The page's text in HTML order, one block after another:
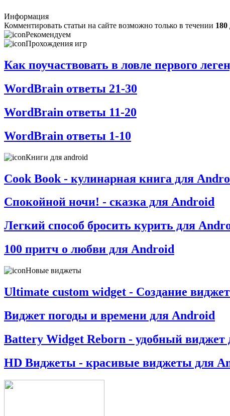
Информация
Комментировать статьи на сайте возможно только в течении 180
Рекомендуем
Прохождения игр
Как поучаствовать в ловле первого
WordBrain ответы 21-30
WordBrain ответы 11-20
WordBrain ответы 1-10
Книги для android
Cook Book - кулинарная книга для
Спокойной ночи! - сказка для Android
Легкий способ бросить курить для
100 притч о любви для Android
Новые виджеты
Ultimate custom widget - Создание
Виджет погоды и времени для Android
Battery Widget Reborn - удобный виджет
HD Виджеты - красивые виджеты для